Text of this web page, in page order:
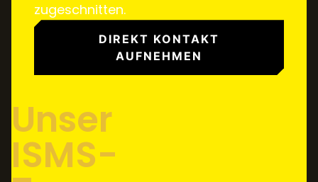
zugeschnitten.
DIREKT KONTAKT
AUFNEHMEN
Unser
ISMS-